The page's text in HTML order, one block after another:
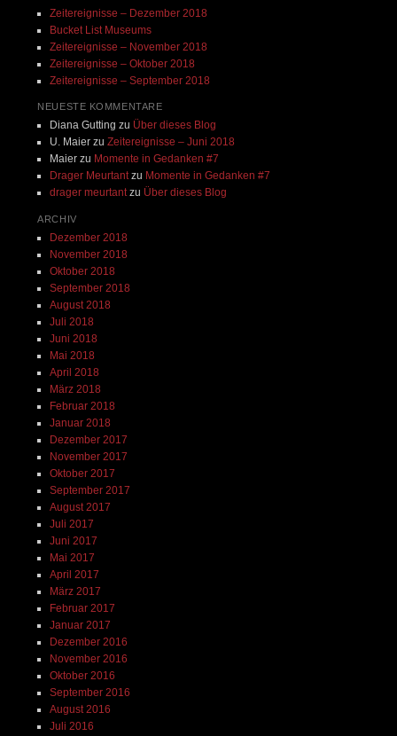
Zeitereignisse – Dezember 2018
Bucket List Museums
Zeitereignisse – November 2018
Zeitereignisse – Oktober 2018
Zeitereignisse – September 2018
NEUESTE KOMMENTARE
Diana Gutting zu Über dieses Blog
U. Maierzu Zeitereignisse – Juni 2018
Maierzu Momente in Gedanken #7
Drager Meurtantzu Momente in Gedanken #7
drager meurtantzu Über dieses Blog
ARCHIV
Dezember 2018
November 2018
Oktober 2018
September 2018
August 2018
Juli 2018
Juni 2018
Mai 2018
April 2018
März 2018
Februar 2018
Januar 2018
Dezember 2017
November 2017
Oktober 2017
September 2017
August 2017
Juli 2017
Juni 2017
Mai 2017
April 2017
März 2017
Februar 2017
Januar 2017
Dezember 2016
November 2016
Oktober 2016
September 2016
August 2016
Juli 2016